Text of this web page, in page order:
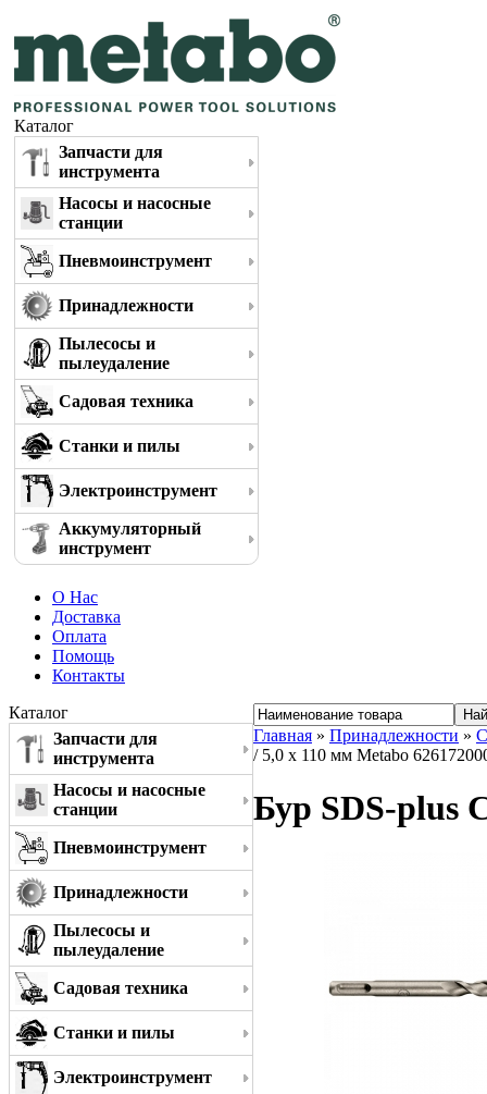
Каталог
Запчасти для
инструмента
Насосы и насосные
станции
Пневмоинструмент
Принадлежности
Пылесосы и
пылеудаление
Садовая техника
Станки и пилы
Электроинструмент
Аккумуляторный
инструмент
О Нас
Доставка
Оплата
Помощь
Контакты
Каталог
Запчасти для
инструмента
Насосы и насосные
станции
Пневмоинструмент
Принадлежности
Пылесосы и
пылеудаление
Садовая техника
Станки и пилы
Электроинструмент
Главная » Принадлежности »
/ 5,0 x 110 мм Metabo
Бур SDS-plus